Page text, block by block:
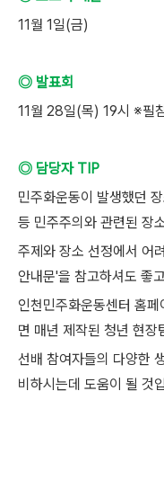
11월 1일(금)
◎ 발표회
11월 28일(목) 19시 ※필
◎ 담당자 TIP
민주화운동이 발생했던
등 민주주의와 관련된 장
주제와 장소 선정에서 어
안내문'을 참고하셔도 좋
인천민주화운동센터 홈
면 매년 제작된 청년 현장
선배 참여자들의 다양한
비하시는데 도움이 될 것